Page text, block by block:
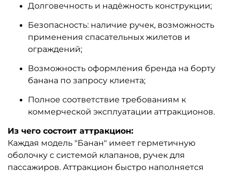
Долговечность и надёжность конструкции;
Безопасность: наличие ручек, возможность
применения спасательных жилетов и
ограждений;
Возможность оформления бренда на борту
банана по запросу клиента;
Полное соответствие требованиям к
коммерческой эксплуатации аттракционов.
Из чего состоит аттракцион:
Каждая модель "Банан" имеет герметичную
оболочку с системой клапанов, ручек для
пассажиров. Аттракцион быстро наполняется